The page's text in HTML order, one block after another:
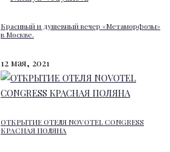
Красивый и душевный вечер «Метаморфозы»
в Москве.
12 мая, 2021
ОТКРЫТИЕ ОТЕЛЯ NOVOTEL CONGRESS
КРАСНАЯ ПОЛЯНА